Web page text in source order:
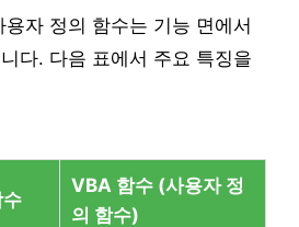
자 정의 함수는 기능 면에서
다. 다음 표에서 주요 특징을
VBA 함수 (사용자 정
의 함수)